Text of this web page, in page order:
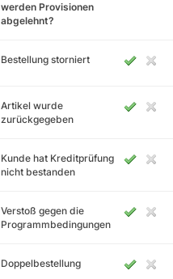
werden Provisionen
abgelehnt?
Bestellung storniert
Artikel wurde
zurückgegeben
Kunde hat Kreditprüfung
nicht bestanden
Verstoß gegen die
Programmbedingungen
Doppelbestellung